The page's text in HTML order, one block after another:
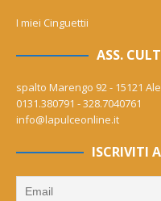
I miei Cinguettii
ASS.
spalto Marengo 92 - 15121
0131.380791 - 328.7040761
info@lapulceonline.it
ISCRIVITI